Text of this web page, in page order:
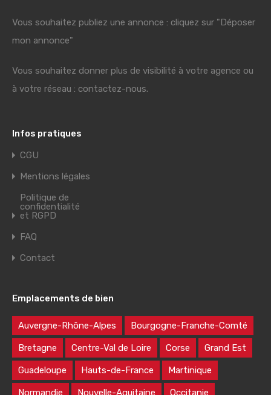
Vous souhaitez publiez une annonce : cliquez sur "Déposer
mon annonce"
Vous souhaitez donner plus de visibilité à votre agence ou
à votre réseau : contactez-nous.
Infos pratiques
CGU
Mentions légales
Politique de
confidentialité
et RGPD
FAQ
Contact
Emplacements de bien
Auvergne-Rhône-Alpes Bourgogne-Franche-Comté
Bretagne Centre-Val de Loire Corse Grand Est
Guadeloupe Hauts-de-France Martinique
Normandie Nouvelle-Aquitaine Occitanie